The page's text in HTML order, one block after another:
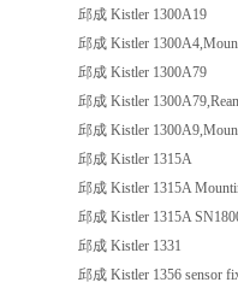
邱成 Kistler 1300A19
邱成 Kistler
邱成 Kistler 1300A79
邱成 Kistler
邱成 Kistler
邱成 Kistler 1315A
邱成 Kistler 1315A
邱成 Kistler 1315A
邱成 Kistler 1331
邱成 Kistler 1356 sensor